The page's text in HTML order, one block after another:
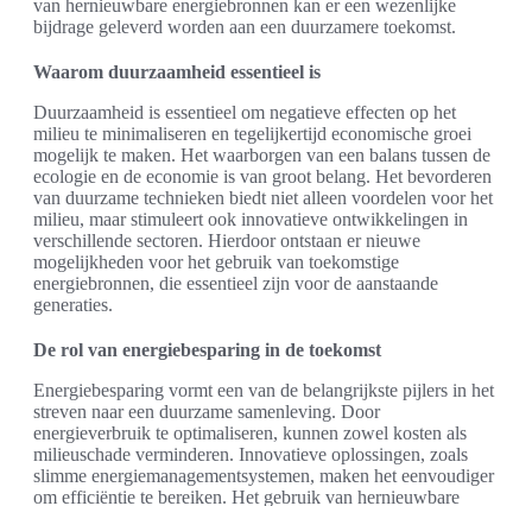
van hernieuwbare energiebronnen kan er een wezenlijke
bijdrage geleverd worden aan een duurzamere toekomst.
Waarom duurzaamheid essentieel is
Duurzaamheid is essentieel om negatieve effecten op het
milieu te minimaliseren en tegelijkertijd economische groei
mogelijk te maken. Het waarborgen van een balans tussen de
ecologie en de economie is van groot belang. Het bevorderen
van duurzame technieken biedt niet alleen voordelen voor het
milieu, maar stimuleert ook innovatieve ontwikkelingen in
verschillende sectoren. Hierdoor ontstaan er nieuwe
mogelijkheden voor het gebruik van toekomstige
energiebronnen, die essentieel zijn voor de aanstaande
generaties.
De rol van energiebesparing in de toekomst
Energiebesparing vormt een van de belangrijkste pijlers in het
streven naar een duurzame samenleving. Door
energieverbruik te optimaliseren, kunnen zowel kosten als
milieuschade verminderen. Innovatieve oplossingen, zoals
slimme energiemanagementsystemen, maken het eenvoudiger
om efficiëntie te bereiken. Het gebruik van hernieuwbare